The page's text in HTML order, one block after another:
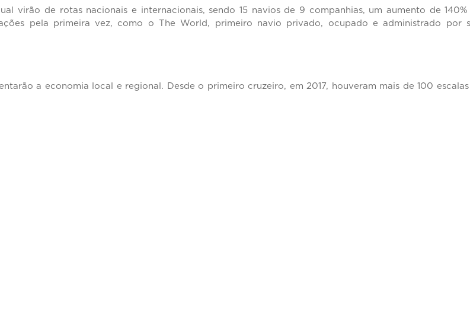
virão de rotas nacionais e internacionais, sendo 15 navios de 9 companhias, um aumento de 140%
pela primeira vez, como o The World, primeiro navio privado, ocupado e administrado por
a economia local e regional. Desde o primeiro cruzeiro, em 2017, houveram mais de 100